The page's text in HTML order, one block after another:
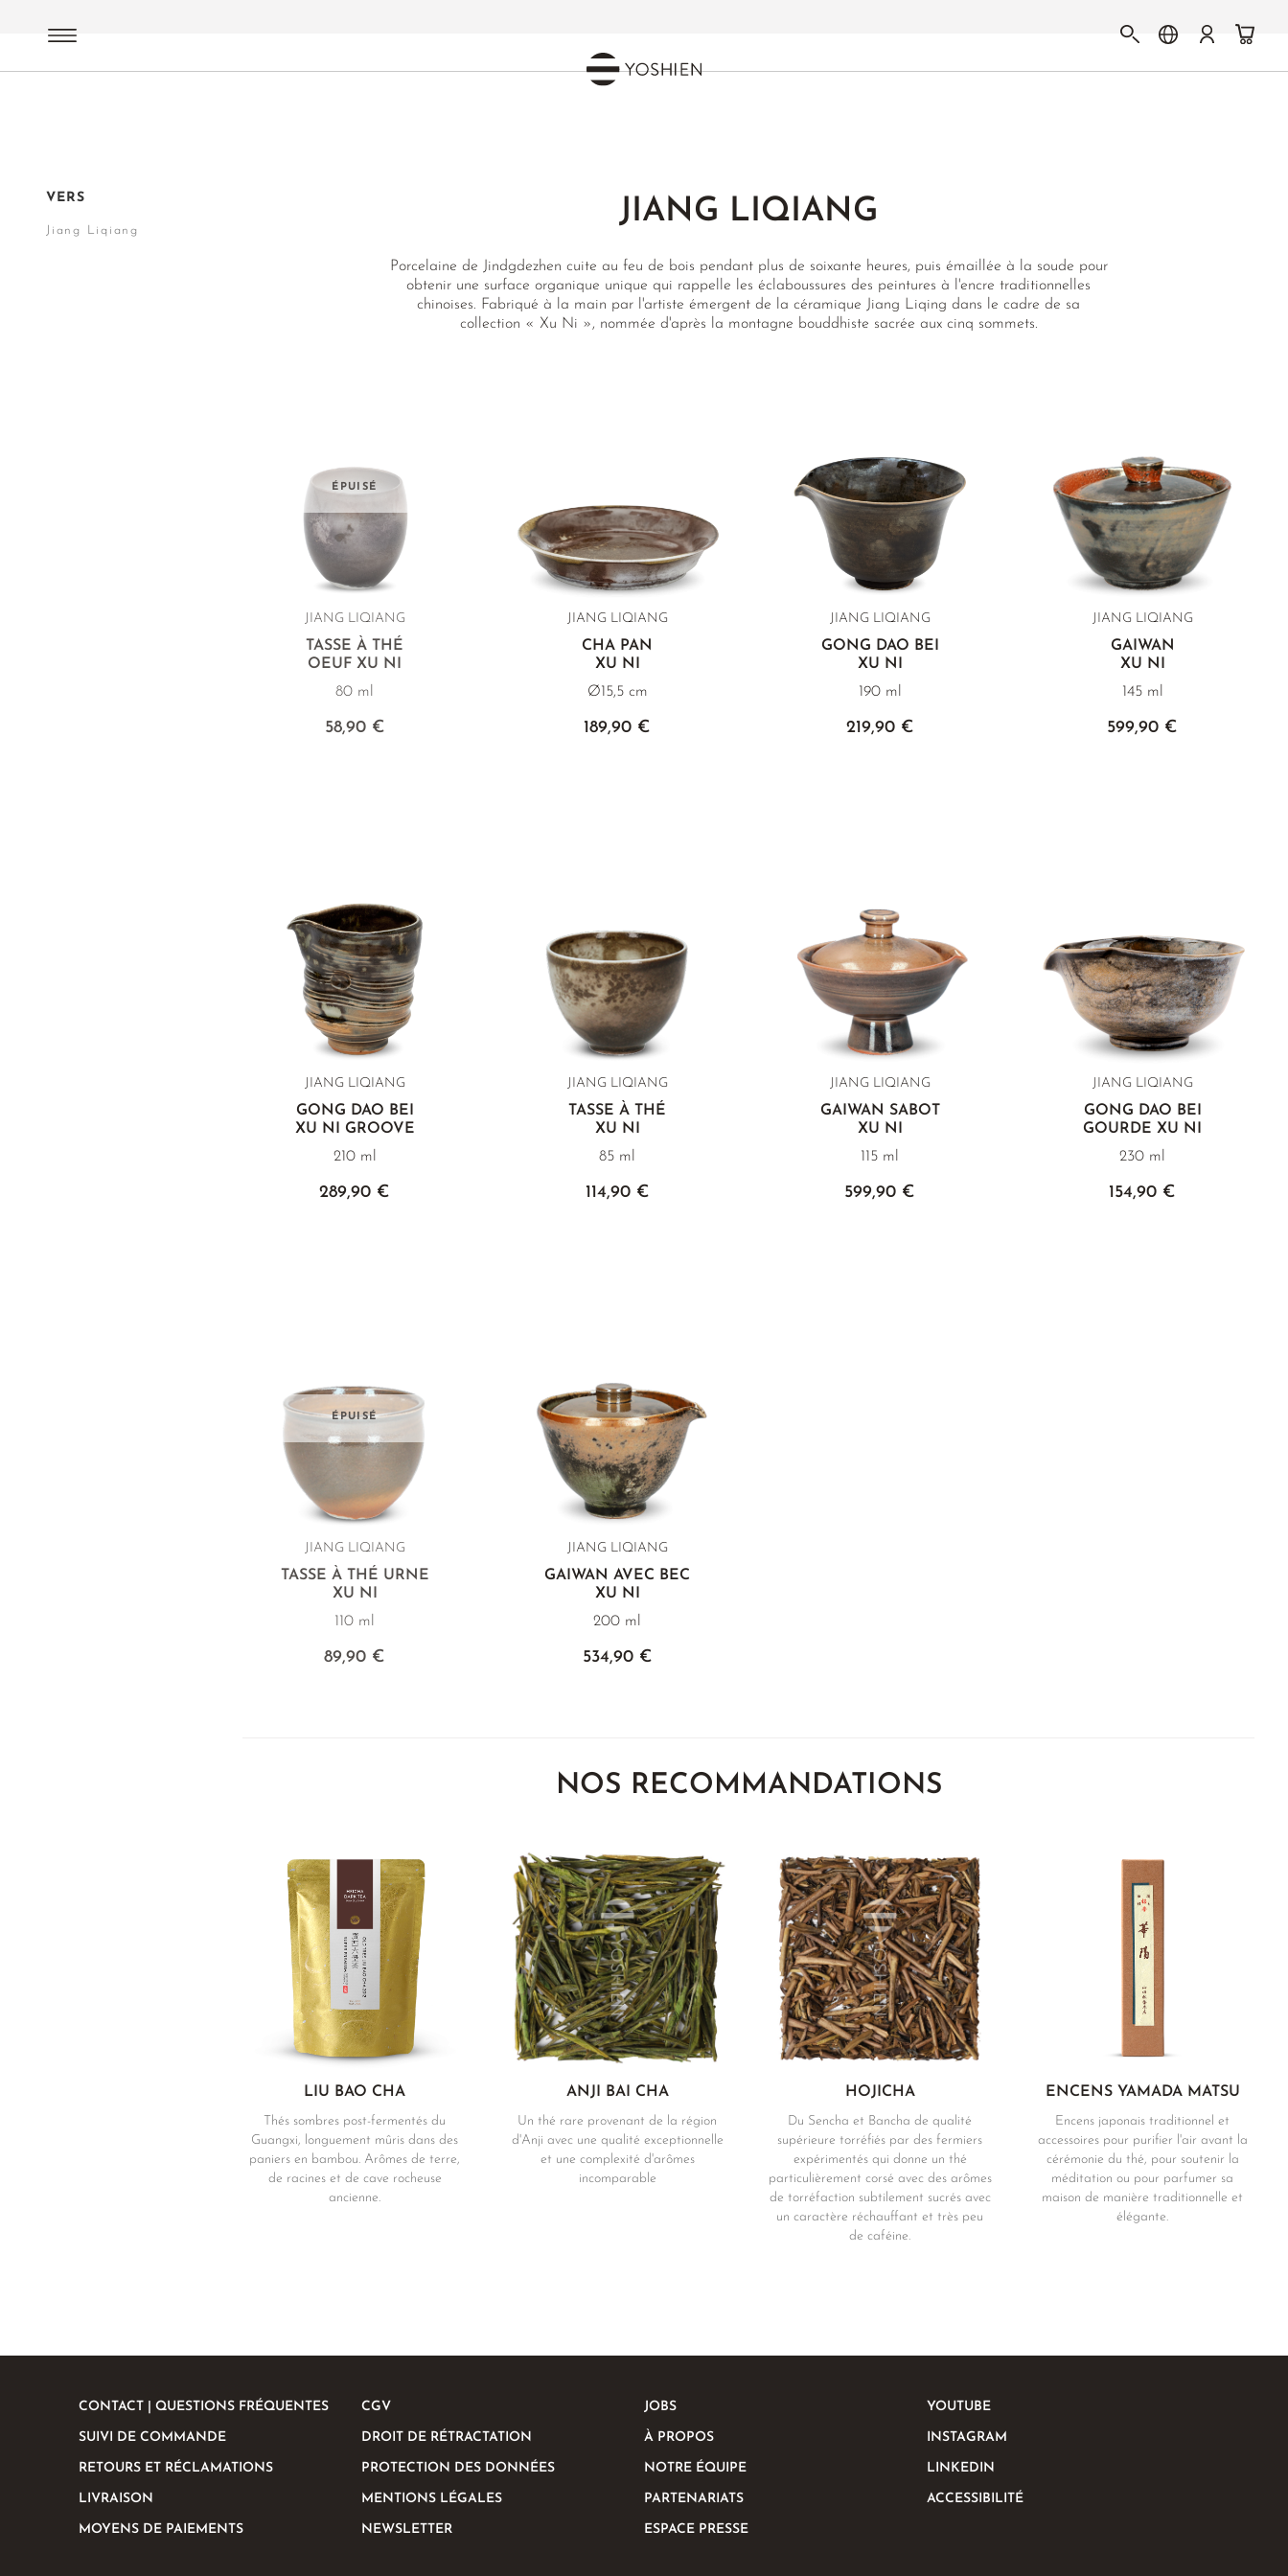
JIANG LIQIANG
Porcelaine de Jindgdezhen cuite au feu de bois pendant plus de soixante heures, puis émaillée à la soude pour
obtenir une surface organique unique qui rappelle les éclaboussures des peintures à l'encre traditionnelles
chinoises. Fabriqué à la main par l'artiste émergent de la céramique Jiang Liqing dans le cadre de sa
collection « Xu Ni », nommée d'après la montagne bouddhiste sacrée aux cinq sommets.
ÉPUISÉ
JIANG LIQIANG
TASSE À THÉ
OEUF XU NI
80 ml
58,90 €
JIANG LIQIANG
CHA PAN
XU NI
Ø15,5 cm
189,90 €
JIANG LIQIANG
GONG DAO BEI
XU NI
190 ml
219,90 €
JIANG LIQIANG
GAIWAN
XU NI
145 ml
599,90 €
JIANG LIQIANG
GONG DAO BEI
XU NI GROOVE
210 ml
289,90 €
JIANG LIQIANG
TASSE À THÉ
XU NI
85 ml
114,90 €
JIANG LIQIANG
GAIWAN SABOT
XU NI
115 ml
599,90 €
JIANG LIQIANG
GONG DAO BEI
GOURDE XU NI
230 ml
154,90 €
ÉPUISÉ
JIANG LIQIANG
TASSE À THÉ URNE
XU NI
110 ml
89,90 €
JIANG LIQIANG
GAIWAN AVEC BEC
XU NI
200 ml
534,90 €
NOS RECOMMANDATIONS
LIU BAO CHA
Thés sombres post-fermentés du
Guangxi, longuement mûris dans des
paniers en bambou. Arômes de terre,
de racines et de cave rocheuse
ancienne.
ANJI BAI CHA
Un thé rare provenant de la région
d'Anji avec une qualité exceptionnelle
et une complexité d'arômes
incomparable
HOJICHA
Du Sencha et Bancha de qualité
supérieure torréfiés par des fermiers
expérimentés qui donne un thé
particulièrement corsé avec des arômes
de torréfaction subtilement sucrés avec
un caractère réchauffant et très peu
de caféine.
ENCENS YAMADA MATSU
Encens japonais traditionnel et
accessoires pour purifier l'air avant la
cérémonie du thé, pour soutenir la
méditation ou pour parfumer sa
maison de manière traditionnelle et
élégante.
VERS
Jiang Liqiang
CONTACT | QUESTIONS FRÉQUENTES
SUIVI DE COMMANDE
RETOURS ET RÉCLAMATIONS
LIVRAISON
MOYENS DE PAIEMENTS
CGV
DROIT DE RÉTRACTATION
PROTECTION DES DONNÉES
MENTIONS LÉGALES
NEWSLETTER
JOBS
À PROPOS
NOTRE ÉQUIPE
PARTENARIATS
ESPACE PRESSE
YOUTUBE
INSTAGRAM
LINKEDIN
ACCESSIBILITÉ